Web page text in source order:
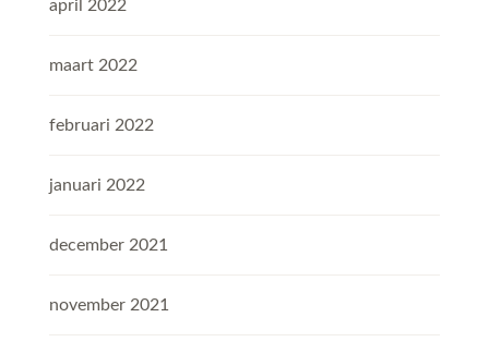
april 2022
maart 2022
februari 2022
januari 2022
december 2021
november 2021